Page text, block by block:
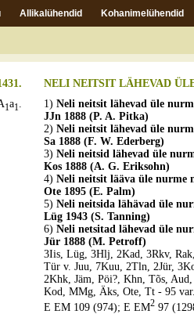
Allikalühendid Kohanimelühendid
NELI NEITSIT LÄHEVAD
1a1. 1) Neli neitsit lähevad üle
JJn 1888 (P. A. Pitka)
2) Neli neitsit lähevad üle
Sa 1888 (F. W. Ederberg)
3) Neli neitsid lähevad üle
Kos 1888 (A. G. Eriksohn)
4) Neli neitsit lääva üle nurme
Ote 1895 (E. Palm)
5) Neli neitsida lähävad üle
Lüg 1943 (S. Tanning)
6) Neli netsitad lähevad üle
Jür 1888 (M. Petroff)
3Iis, Lüg, 3Hlj, 2Kad, 3Rkv,
Tür v. Juu, 7Kuu, 2Tln, 2Jür,
2Khk, Jäm, Pöi?, Khn, Tõs,
Kod, MMg, Äks, Ote, Tt - 95 var.
E EM 109 (974); E EM2 97